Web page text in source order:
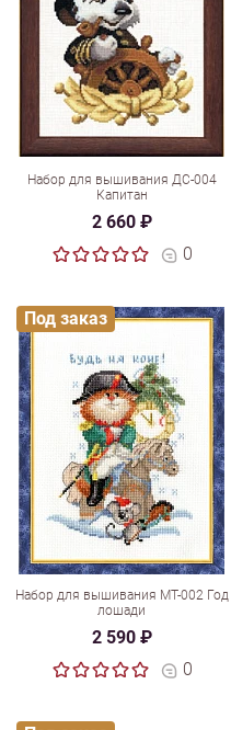
Набор для вышивания ДС-004
Капитан
2 660 ₽
0
Набор для вышивания МТ-002 Год
лошади
2 590 ₽
0
Под заказ